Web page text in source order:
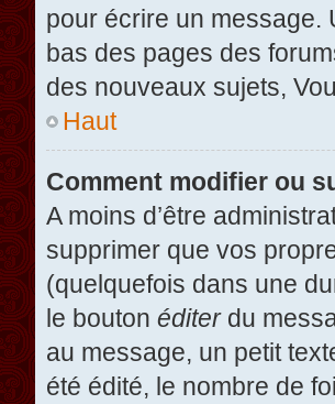
pour écrire un message.
bas des pages des
des nouveaux sujets,
Haut
Comment modifier ou
A moins d’être
supprimer que vos
(quelquefois dans une
le bouton éditerdu
au message, un petit
été édité, le nombre de